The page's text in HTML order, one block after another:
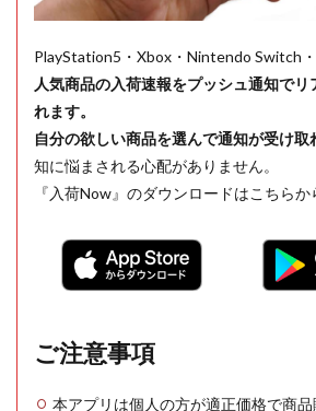
PlayStation5・Xbox・Nintendo Switch
人気商品の入荷速報をプッシュ通知でリ
れます。
自分の欲しい商品を選んで通知が受け取
知に悩まされる心配がありません。
『入荷Now』のダウンロードはこちらか
ご注意事項
本アプリは個人の方が適正価格で商